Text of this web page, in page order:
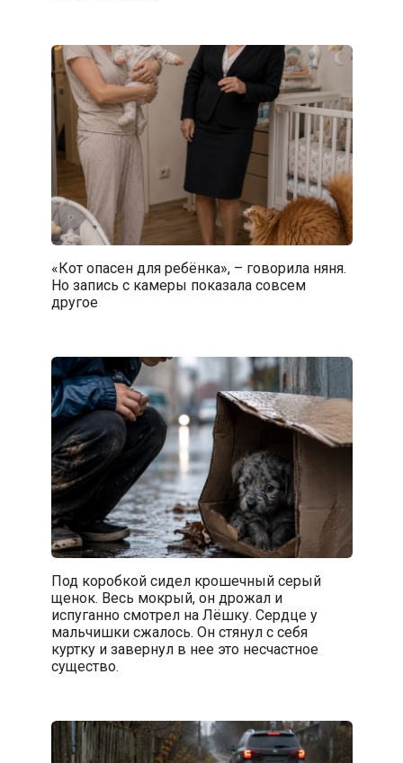
«Кот опасен для ребёнка», – говорила няня.
Но запись с камеры показала совсем
другое
Под коробкой сидел крошечный серый
щенок. Весь мокрый, он дрожал и
испуганно смотрел на Лёшку. Сердце у
мальчишки сжалось. Он стянул с себя
куртку и завернул в нее это несчастное
существо.